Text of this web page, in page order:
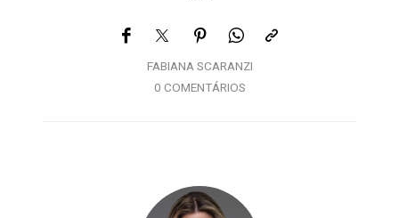
FABIANA SCARANZI
0 COMENTÁRIOS